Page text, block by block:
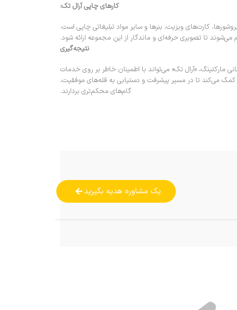
کارهای چاپی آرال تک:
کارت‌های ویزیت، بنرها و سایر مواد تبلیغاتی چاپی است.
تا تصویری حرفه‌ای و ماندگار از این مجموعه ارائه شود.
نتیجه‌گیری
مارکتینگ، «آرال تک» می‌تواند با اطمینان خاطر بر روی خدمات
کمک می‌کند تا در مسیر پیشرفت و دستیابی به قله‌های موفقیت،
گام‌های محکم‌تری بردارند.
یک مشاوره هدیه بگیرید